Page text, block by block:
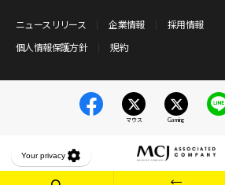
ニュースリリース 企業情報
採用情報
個人情報保護方針
規約
マウス Gaming